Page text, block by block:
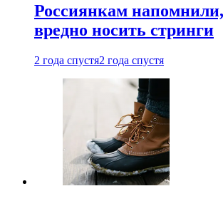
Россиянкам
вредно носить стринги
2 года спустя2 года спустя